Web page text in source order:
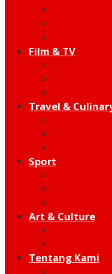
Film & TV
Travel &
Sport
Art & Culture
Tentang Kami